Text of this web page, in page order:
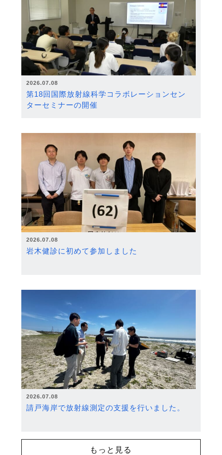
2026.07.08
第18回国際放射線科学コラボレーションセン
ターセミナーの開催
2026.07.08
岩木健診に初めて参加しました
2026.07.08
請戸海岸で放射線測定の支援を行いました。
もっと見る